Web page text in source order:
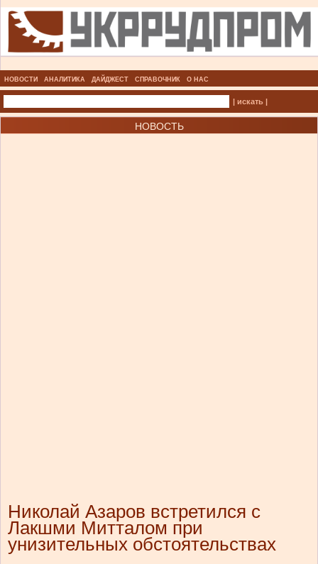
НОВОСТИ АНАЛИТИКА ДАЙДЖЕСТ СПРАВОЧНИК О НАС
| искать |
НОВОСТЬ
Николай Азаров встретился с
Лакшми Митталом при
унизительных обстоятельствах